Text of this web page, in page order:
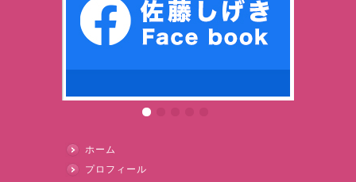
ホーム
プロフィール